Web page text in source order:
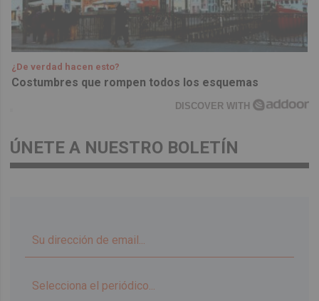
¿De verdad hacen esto?
Costumbres que rompen todos los esquemas
DISCOVER WITH
ÚNETE A NUESTRO BOLETÍN